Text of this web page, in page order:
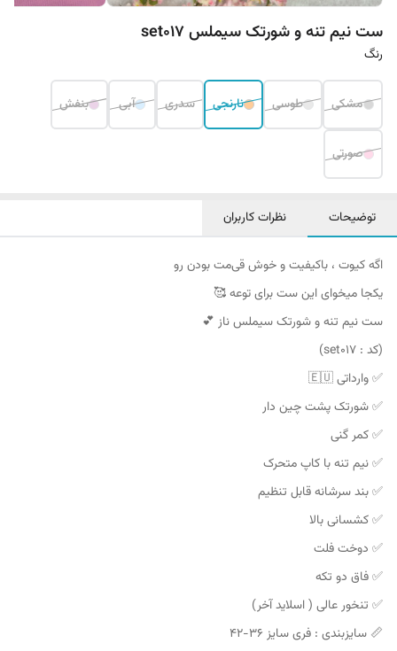
ست نیم تنه و شورتک سیملس set017
رنگ
مشکی طوسی نارنجی سدری آبی بنفش
صورتی
توضیحات نظرات کاربران
اگه کیوت ، باکیفیت و خوش قی‌مت بودن رو
یکجا میخوای این ست برای توعه 🥰
ست نیم تنه و شورتک سیملس ناز 💕
(کد : set017)
✅ وارداتی 🇪🇺
✅ شورتک پشت چین دار
✅ کمر گنی
✅ نیم تنه با کاپ متحرک
✅ بند سرشانه قابل تنظیم
✅ کشسانی بالا
✅ دوخت فلت
✅ فاق دو تکه
✅ تنخور عالی ( اسلاید آخر)
📏 سایزبندی : فری سایز ۳۶-۴۲